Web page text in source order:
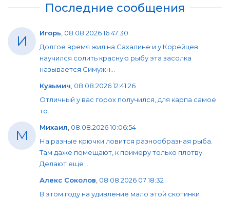
Последние сообщения
И Игорь 08.08.2026 16:47:30
Долгое время жил на Сахалине и у Корейцев
научился солить красную рыбу эта засолка
называется Симужн...
Кузьмич 08.08.2026 12:41:26
Отличный у вас горох получился, для карпа самое
то.
М Михаил 08.08.2026 10:06:54
На разные крючки ловится разнообразная рыба.
Там даже помещают, к примеру только плотву.
Делают еще ...
Алекс Соколов 08.08.2026 07:18:32
В этом году на удивление мало этой скотинки